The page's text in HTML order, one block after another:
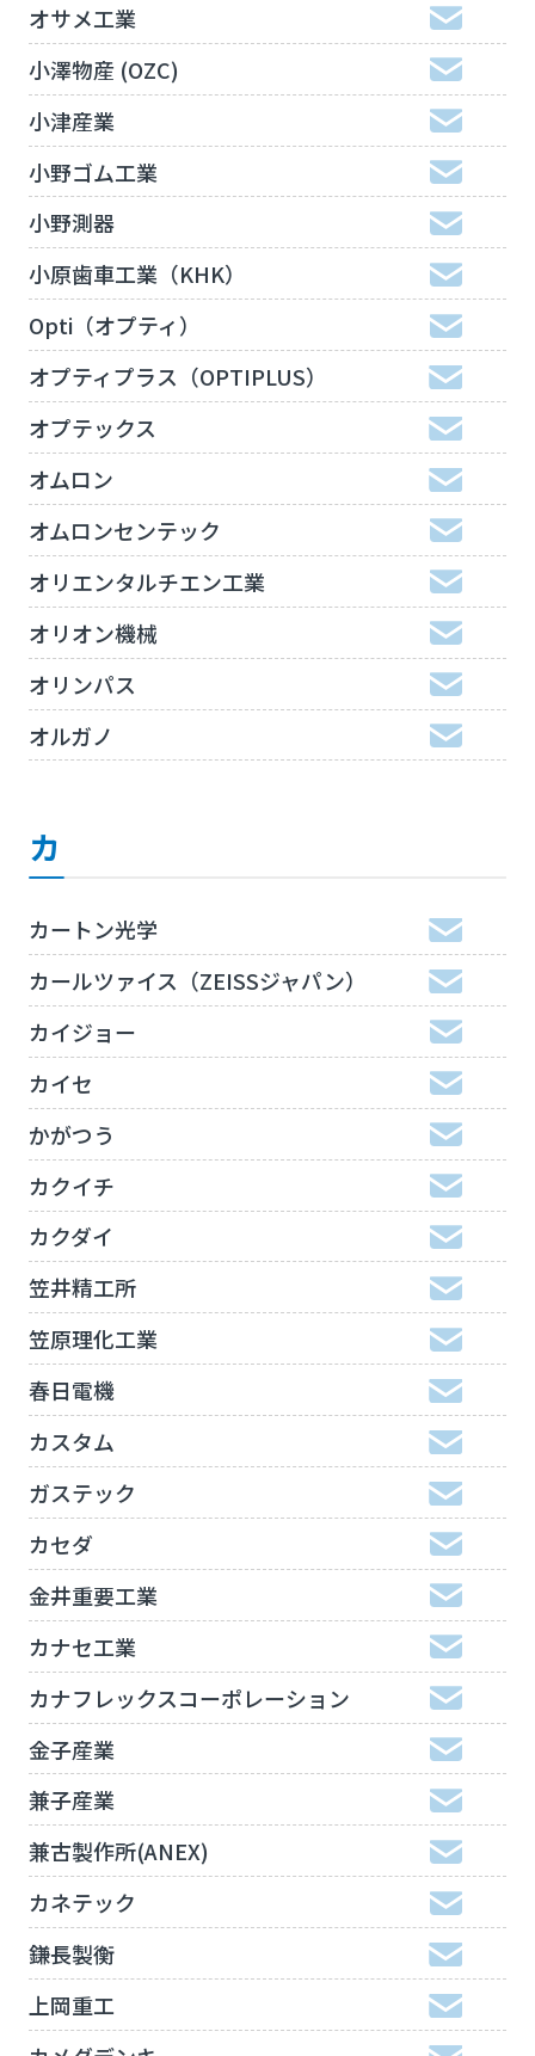
オサメ工業
小澤物産 (OZC)
小津産業
小野ゴム工業
小野測器
小原歯車工業（KHK）
Opti（オプティ）
オプティプラス（OPTIPLUS）
オプテックス
オムロン
オムロンセンテック
オリエンタルチエン工業
オリオン機械
オリンパス
オルガノ
カ
カートン光学
カールツァイス（ZEISSジャパン）
カイジョー
カイセ
かがつう
カクイチ
カクダイ
笠井精工所
笠原理化工業
春日電機
カスタム
ガステック
カセダ
金井重要工業
カナセ工業
カナフレックスコーポレーション
金子産業
兼子産業
兼古製作所(ANEX)
カネテック
鎌長製衡
上岡重工